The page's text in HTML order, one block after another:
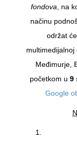
fondova, na
načinu
održat
multimedijalnoj
Međimurje,
početkom u 9
Google